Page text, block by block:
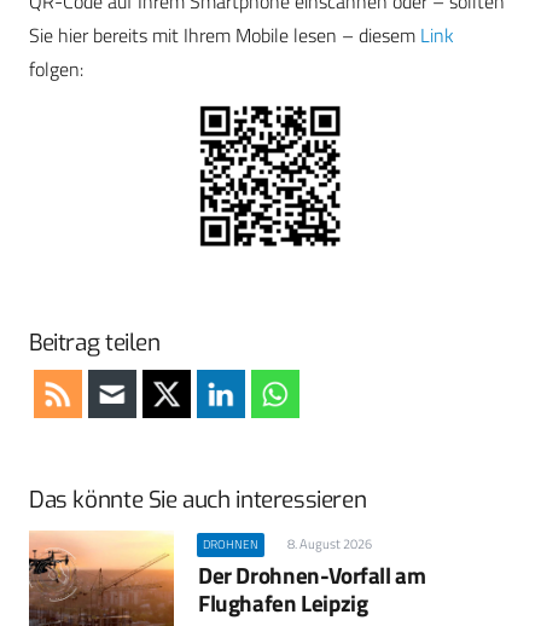
Sie hier bereits mit Ihrem Mobile lesen – diesem Link
folgen:
Beitrag teilen
Das könnte Sie auch interessieren
DROHNEN 8. August 2026
Der Drohnen-Vorfall am
Flughafen Leipzig